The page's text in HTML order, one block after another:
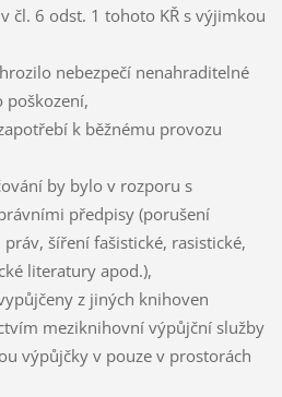
čl. 6 odst. 1 tohoto KŘ s výjimkou
nebezpečí nenahraditelné
poškození,
k běžnému provozu
by bylo v rozporu s
předpisy (porušení
šíření fašistické, rasistické,
literatury apod.),
z jiných knihoven
meziknihovní výpůjční služby
výpůjčky v pouze v prostorách